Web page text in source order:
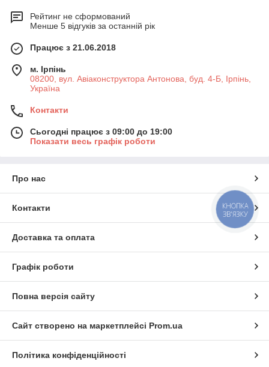
Рейтинг не сформований
Менше 5 відгуків за останній рік
Працює з 21.06.2018
м. Ірпінь
08200, вул. Авіаконструктора Антонова, буд. 4-Б, Ірпінь,
Україна
Контакти
Сьогодні працює з 09:00 до 19:00
Показати весь графік роботи
Про нас
Контакти
Доставка та оплата
Графік роботи
Повна версія сайту
Сайт створено на маркетплейсі Prom.ua
Політика конфіденційності
КНОПКА
ЗВ'ЯЗКУ